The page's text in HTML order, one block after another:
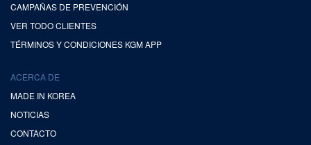
CAMPAÑAS DE PREVENCIÓN
VER TODO CLIENTES
TÉRMINOS Y CONDICIONES KGM APP
ACERCA DE
MADE IN KOREA
NOTICIAS
CONTACTO